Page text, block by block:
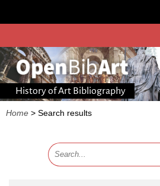
History of Art Bibliography
Home > Search results